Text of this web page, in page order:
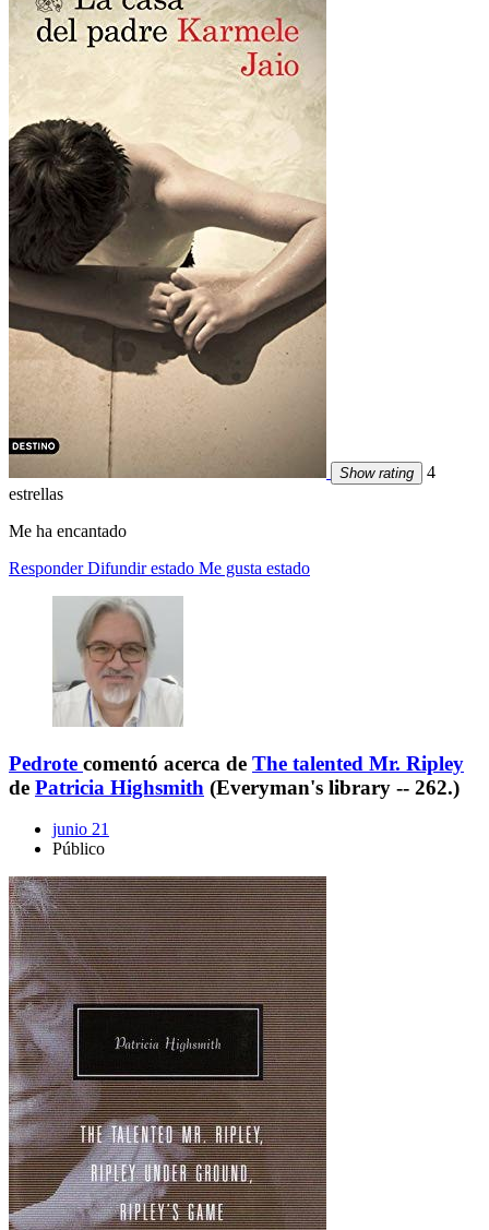
Show rating
4
estrellas
Me ha encantado
Responder Difundir estado Me gusta estado
Pedrote comentó acerca de The talented Mr. Ripley
de Patricia Highsmith (Everyman's library -- 262.)
junio 21
Público